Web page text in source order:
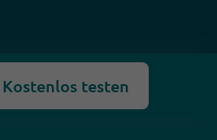
Kostenlos testen